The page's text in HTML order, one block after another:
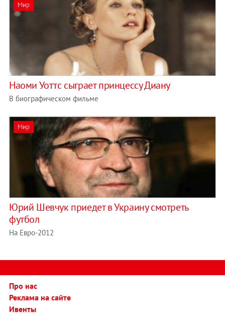
Мир
Наоми Уоттс сыграет принцессу Диану
В биографическом фильме
Мир
Юрий Шевчук приедет в Украину смотреть
футбол
На Евро-2012
Про нас
Реклама на сайте
Ивенты